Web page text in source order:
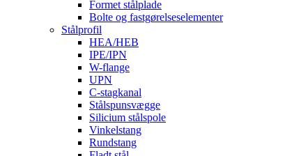
Formet stålplade
Bolte og fastgørelseselementer
Stålprofil
HEA/HEB
IPE/IPN
W-flange
UPN
C-stagkanal
Stålspunsvægge
Silicium stålspole
Vinkelstang
Rundstang